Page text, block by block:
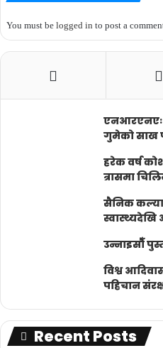
You must be logged in to post a
एनआरएनएः
गुमेको साख
हरेक वर्ष
त्रासमा
सैनिक
स्वास्थ्यदेखि
उन्नाइसौँ
विश्व
पहिचान
Recent Posts